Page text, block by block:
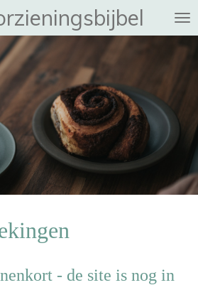
- de site is nog in